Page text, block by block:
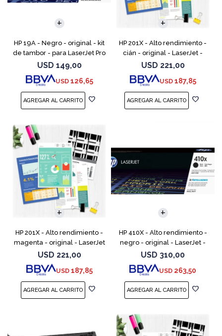
HP 19A - Negro - original - kit
de tambor - para LaserJet Pro
M102, M104, MFP M130, MFP
M132
USD 149,00
USD 126,65
HP 201X - Alto rendimiento -
cián - original - LaserJet -
cartucho de tóner (CF401X) -
para Color LaserJet Pro
M252dn, M252dw, M
USD 221,00
USD 187,85
HP 201X - Alto rendimiento -
magenta - original - LaserJet
- cartucho de tóner (CF403X)
- para Color LaserJet Pro
M252dn, M252dw
USD 221,00
USD 187,85
HP 410X - Alto rendimiento -
negro - original - LaserJet -
cartucho de tóner (CF410X) -
para Color LaserJet Pro M452,
MFP M377,
USD 310,00
USD 263,50